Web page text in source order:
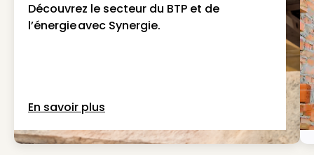
Découvrez le secteur du BTP et de
l’énergie avec Synergie.
En savoir plus